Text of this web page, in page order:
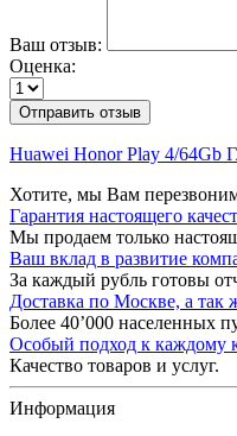
Ваш отзыв:
Оценка:
Отправить отзыв
Huawei Honor Play 4/64Gb
Хотите, мы Вам
Гарантия настоящего
Мы продаем только
Ваш вклад в развитие
За каждый рубль готовы
Доставка по Москве, а так
Более 40’000 населенных
Особый подход к каждому
Качество товаров и услуг.
Информация